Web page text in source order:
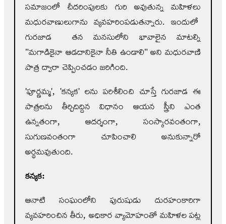
సమాజంలో చీదరింపులకు గురి అవుతున్న మహిళలు
మధురవాణులుగాను వ్యవహరింపడుతన్నారు. ఇందులో
గురజాడ తన మనసులోని భావాలైన మాటల్ని
"మగాడికైనా ఆడదానికైనా నీతి ఉండాలి" అని మధురవాణి
పాత్ర ద్వారా చెప్పించడం జరిగింది.
'పూర్ణమ్మ', 'కన్యక' లను పరిశీలించి చూస్తే గురజాడ ఈ
పాత్రలను తీర్చిదిద్దిన విధానం ఆయన స్త్రీని ఎంత
ఉన్నతంగా, ఆదర్శంగా, సంస్కారవంతంగా,
సుగుణవంతంగా చూపించాలి అనుకున్నారో
అర్థమవుతుంది.
కన్యక:
ఆనాటి సంఘంలోని పురుషుడు దురహంకారిగా
వ్యవహరించిన తీరు, అధికార వ్యామోహంతో మహిళల పట్ల